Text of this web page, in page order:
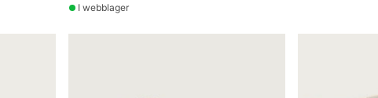
I webblager